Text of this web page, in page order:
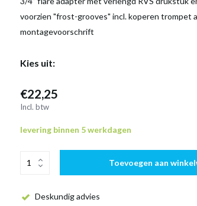
voorzien "frost-grooves" incl. koperen trompet
montagevoorschrift
Kies uit:
€22,25
Incl. btw
levering binnen 5 werkdagen
Toevoegen aan
Deskundig advies